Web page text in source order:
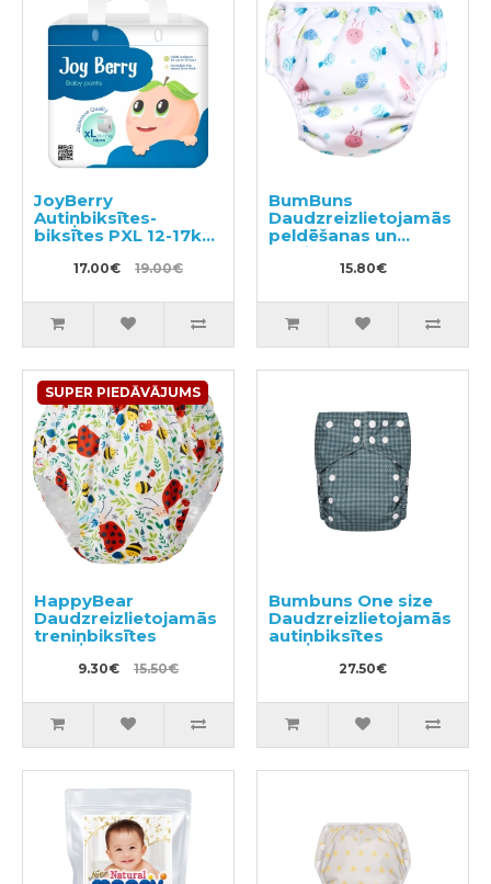
JoyBerry
Autiņbiksītes-
biksītes PXL 12-17kg
17.00€ 19.00€
BumBuns
Daudzreizlietojamās
peldēšanas un
podiņmācību
autiņbiksīte L 14–
15.80€
SUPER PIEDĀVĀJUMS
HappyBear
Daudzreizlietojamās
treniņbiksītes
9.30€ 15.50€
Bumbuns One size
Daudzreizlietojamās
autiņbiksītes
27.50€